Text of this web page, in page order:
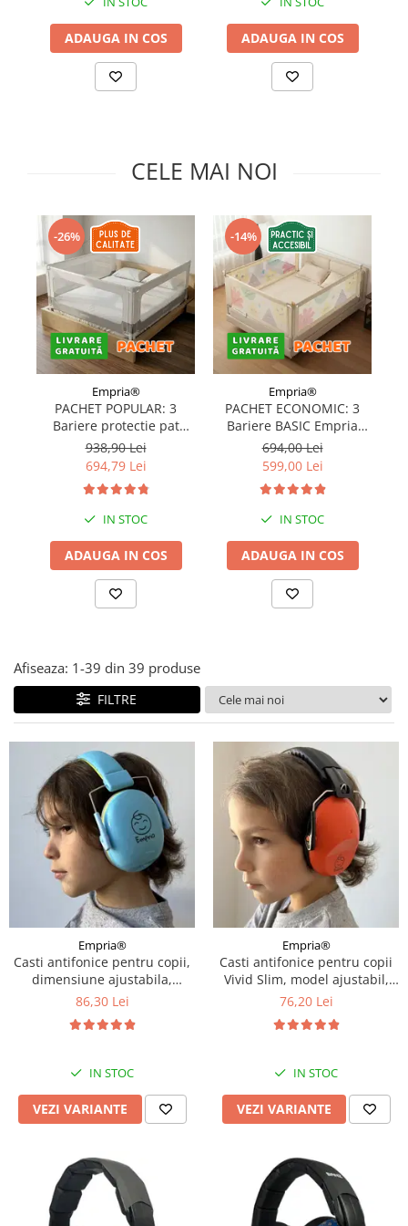
ADAUGA IN COS ADAUGA IN COS
CELE MAI NOI
-26%
Empria®
PACHET POPULAR: 3
Bariere protectie pat
copii, SELECT, 160x200
cm
938,90 Lei
694,79 Lei
IN STOC
ADAUGA IN COS
-14%
Empria®
PACHET ECONOMIC: 3
Bariere BASIC Empria
protectie pat 160X200 cm
+ bara stabilizatoare
694,00 Lei
599,00 Lei
IN STOC
ADAUGA IN COS
Afiseaza: 1-39 din 39 produse
FILTRE
Empria®
Casti antifonice pentru copii,
dimensiune ajustabila,
Empria, Diverse culori
86,30 Lei
IN STOC
VEZI VARIANTE
Empria®
Casti antifonice pentru copii
Vivid Slim, model ajustabil,
Empria, Diverse culori
76,20 Lei
IN STOC
VEZI VARIANTE